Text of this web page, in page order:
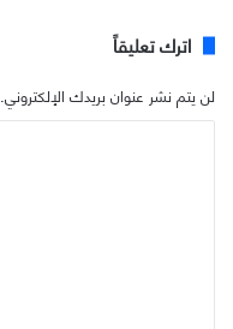
اترك تعليقاً
لن يتم نشر عنوان بريدك الإلكتروني.